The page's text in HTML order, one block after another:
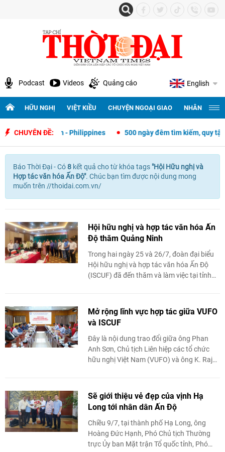
Podcast Videos Quảng cáo English
HỮU NGHỊ VIỆT KIỀU CHUYỆN NGOẠI GIAO NHÂN
CHUYÊN ĐỀ:
giao Việt Nam - Philippines 500 ngày đêm tìm kiếm, quy tập
Báo Thời Đại - Có8 kết quả chotừ khóa tags "Hội Hữu nghị và
Hợp tác văn hóa Ấn Độ". Chúc bạn tìm được nội dung mong
muốn trên //thoidai.com.vn/
Hội hữu nghị và hợp tác văn hóa Ấn
Độ thăm Quảng Ninh
Trong hai ngày 25 và 26/7, đoàn đại biểu
Hội hữu nghị và hợp tác văn hóa Ấn Độ
(ISCUF) đã đến thăm và làm việc tại tỉnh
Mở rộng lĩnh vực hợp tác giữa VUFO
và ISCUF
Đây là nội dung trao đổi giữa ông Phan
Anh Sơn, Chủ tịch Liên hiệp các tổ chức
hữu nghị Việt Nam (VUFO) và ông K. Raja
Sẽ giới thiệu vẻ đẹp của vịnh Hạ
Long tới nhân dân Ấn Độ
Chiều 9/7, tại thành phố Hạ Long, ông
Hoàng Đức Hạnh, Phó Chủ tịch Thường
trực Ủy ban Mặt trận Tổ quốc tỉnh, Phó